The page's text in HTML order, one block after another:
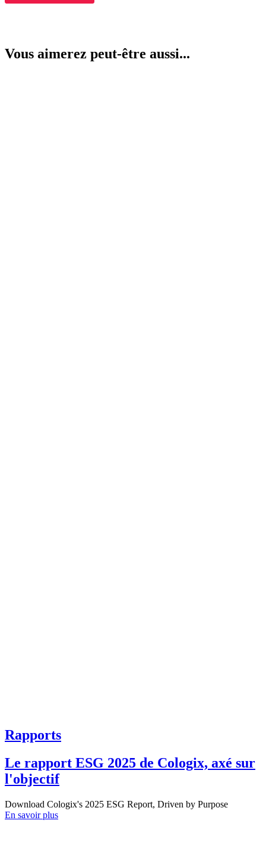
Vous aimerez peut-être aussi...
Rapports
Le rapport ESG 2025 de Cologix, axé sur
l'objectif
Download Cologix's 2025 ESG Report, Driven by Purpose
En savoir plus